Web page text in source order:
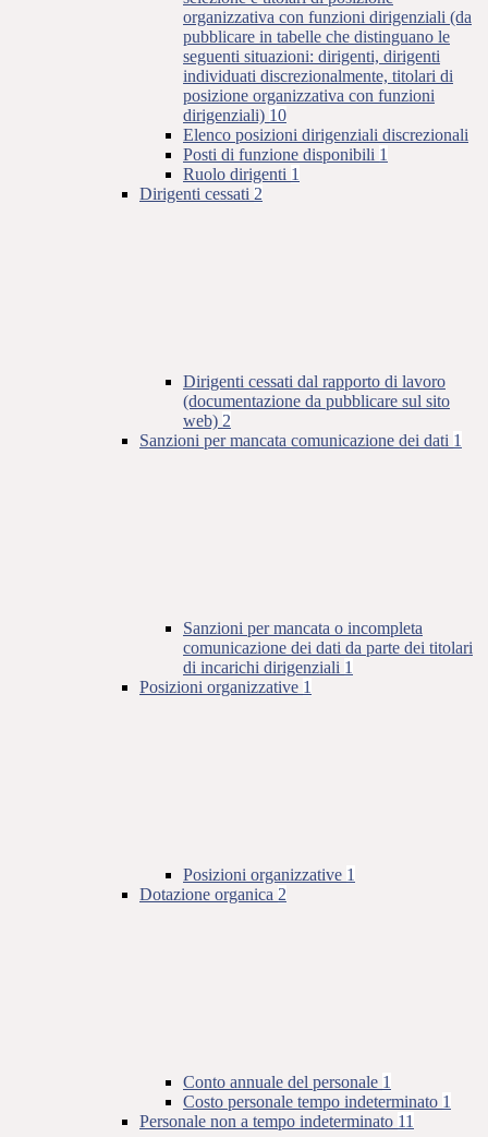
organizzativa con funzioni dirigenziali (da
pubblicare in tabelle che distinguano le
seguenti situazioni: dirigenti, dirigenti
individuati discrezionalmente, titolari di
posizione organizzativa con funzioni
dirigenziali) 10
Elenco posizioni dirigenziali discrezionali
Posti di funzione disponibili 1
Ruolo dirigenti 1
Dirigenti cessati 2
Dirigenti cessati dal rapporto di lavoro
(documentazione da pubblicare sul sito
web) 2
Sanzioni per mancata comunicazione dei dati 1
Sanzioni per mancata o incompleta
comunicazione dei dati da parte dei titolari
di incarichi dirigenziali 1
Posizioni organizzative 1
Posizioni organizzative 1
Dotazione organica 2
Conto annuale del personale 1
Costo personale tempo indeterminato 1
Personale non a tempo indeterminato 11